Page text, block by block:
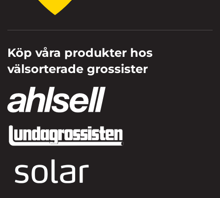
Köp våra produkter hos
välsorterade grossister